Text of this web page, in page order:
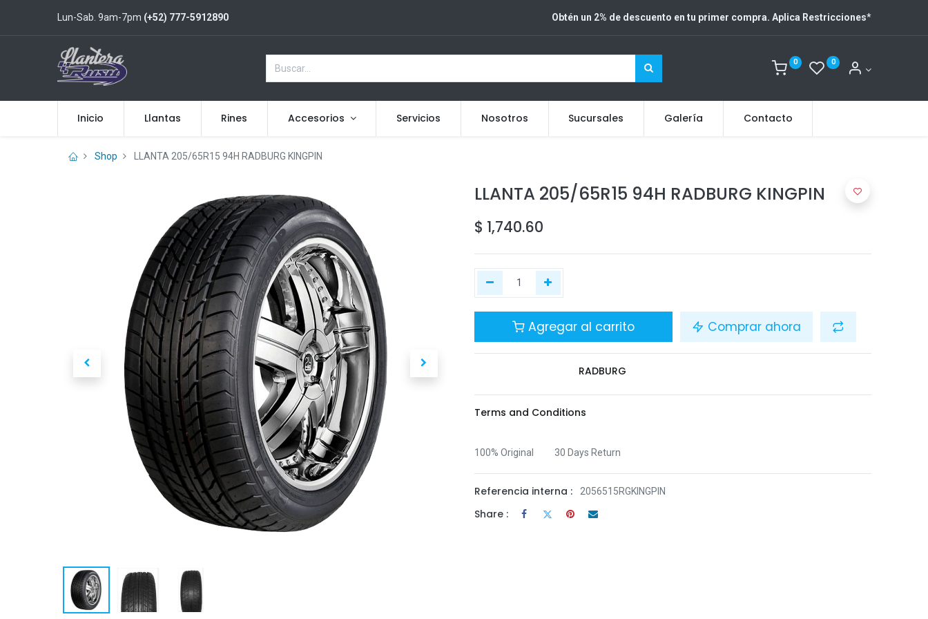
Lun-Sab. 9am-7pm (+52) 777-5912890 Obtén un 2% de descuento en tu primer compra. Aplica Restricciones*
0 0
Inicio Llantas Rines Accesorios Servicios Nosotros Sucursales Galería Contacto
Shop LLANTA 205/65R15 94H RADBURG KINGPIN
LLANTA 205/65R15 94H RADBURG KINGPIN
$ 1,740.60
Agregar al carrito Comprar ahora
RADBURG
Terms and Conditions
100% Original 30 Days Return
Referencia interna : 2056515RGKINGPIN
Share :